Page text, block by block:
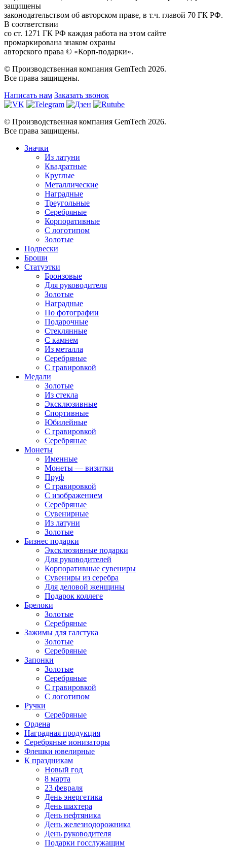
защищены
законодательством об авторском праве, в т.ч. главой 70 ГК РФ.
В соответствии
со ст. 1271 ГК РФ каждая работа на этом сайте
промаркирована знаком охраны
авторского права © «Корп-подарки».
© Производственная компания GemTech 2026.
Все права защищены.
Написать нам Заказать звонок
© Производственная компания GemTech 2026.
Все права защищены.
Значки
Из латуни
Квадратные
Круглые
Металлические
Наградные
Треугольные
Серебряные
Корпоративные
С логотипом
Золотые
Подвески
Броши
Статуэтки
Бронзовые
Для руководителя
Золотые
Наградные
По фотографии
Подарочные
Стеклянные
С камнем
Из металла
Серебряные
С гравировкой
Медали
Золотые
Из стекла
Эксклюзивные
Спортивные
Юбилейные
С гравировкой
Серебряные
Монеты
Именные
Монеты — визитки
Пруф
С гравировкой
С изображением
Серебряные
Сувенирные
Из латуни
Золотые
Бизнес подарки
Эксклюзивные подарки
Для руководителей
Корпоративные сувениры
Сувениры из серебра
Для деловой женщины
Подарок коллеге
Брелоки
Золотые
Серебряные
Зажимы для галстука
Золотые
Серебряные
Запонки
Золотые
Серебряные
С гравировкой
С логотипом
Ручки
Серебряные
Ордена
Наградная продукция
Серебряные ионизаторы
Флешки ювелирные
К праздникам
Новый год
8 марта
23 февраля
День энергетика
День шахтера
День нефтяника
День железнодорожника
День руководителя
Подарки госслужащим